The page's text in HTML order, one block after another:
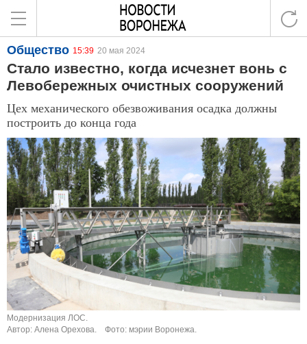
Общество 15:39 20 мая 2024
Стало известно, когда исчезнет вонь с
Левобережных очистных сооружений
Цех механического обезвоживания осадка должны
построить до конца года
Модернизация ЛОС.
Автор: Алена Орехова.
Фото: мэрии Воронежа.